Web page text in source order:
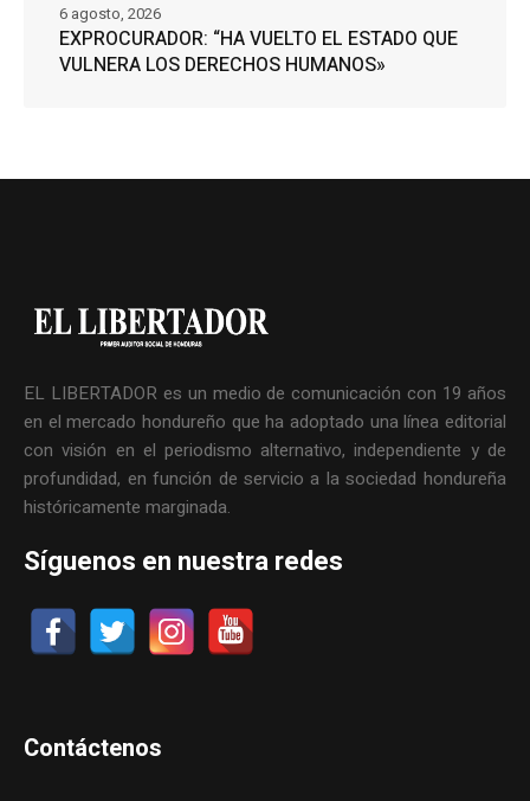
EXPROCURADOR: “HA VUELTO EL ESTADO QUE
VULNERA LOS DERECHOS HUMANOS»
6 agosto, 2026
EL LIBERTADOR es un medio de comunicación con 19 años
en el mercado hondureño que ha adoptado una línea editorial
con visión en el periodismo alternativo, independiente y de
profundidad, en función de servicio a la sociedad hondureña
históricamente marginada.
Síguenos en nuestra redes
Contáctenos